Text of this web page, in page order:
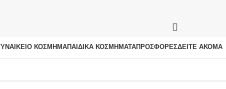
ΓΥΝΑΙΚΕΊΟ ΚΟΣΜΉΜΑ ΠΑΙΔΙΚΆ ΚΟΣΜΉΜΑΤΑ ΠΡΟΣΦΟΡΈΣΔΕΊΤΕ ΑΚΌΜΑ